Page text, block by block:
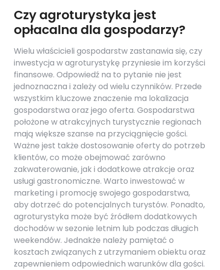
Czy agroturystyka jest
opłacalna dla gospodarzy?
Wielu właścicieli gospodarstw zastanawia się, czy
inwestycja w agroturystykę przyniesie im korzyści
finansowe. Odpowiedź na to pytanie nie jest
jednoznaczna i zależy od wielu czynników. Przede
wszystkim kluczowe znaczenie ma lokalizacja
gospodarstwa oraz jego oferta. Gospodarstwa
położone w atrakcyjnych turystycznie regionach
mają większe szanse na przyciągnięcie gości.
Ważne jest także dostosowanie oferty do potrzeb
klientów, co może obejmować zarówno
zakwaterowanie, jak i dodatkowe atrakcje oraz
usługi gastronomiczne. Warto inwestować w
marketing i promocję swojego gospodarstwa,
aby dotrzeć do potencjalnych turystów. Ponadto,
agroturystyka może być źródłem dodatkowych
dochodów w sezonie letnim lub podczas długich
weekendów. Jednakże należy pamiętać o
kosztach związanych z utrzymaniem obiektu oraz
zapewnieniem odpowiednich warunków dla gości.